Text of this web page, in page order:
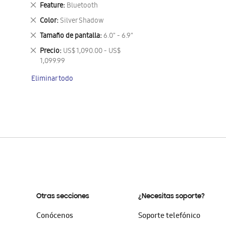
artículo
Feature Bluetooth
Eliminar
este
artículo
Color Silver Shadow
Eliminar
este
artículo
Tamaño de pantalla 6.0" - 6.9"
Eliminar
este
artículo
Precio US$ 1,090.00 - US$
1,099.99
Eliminar
este
Eliminar todo
Otras secciones
Conócenos
¿Necesitas soporte?
Soporte telefónico